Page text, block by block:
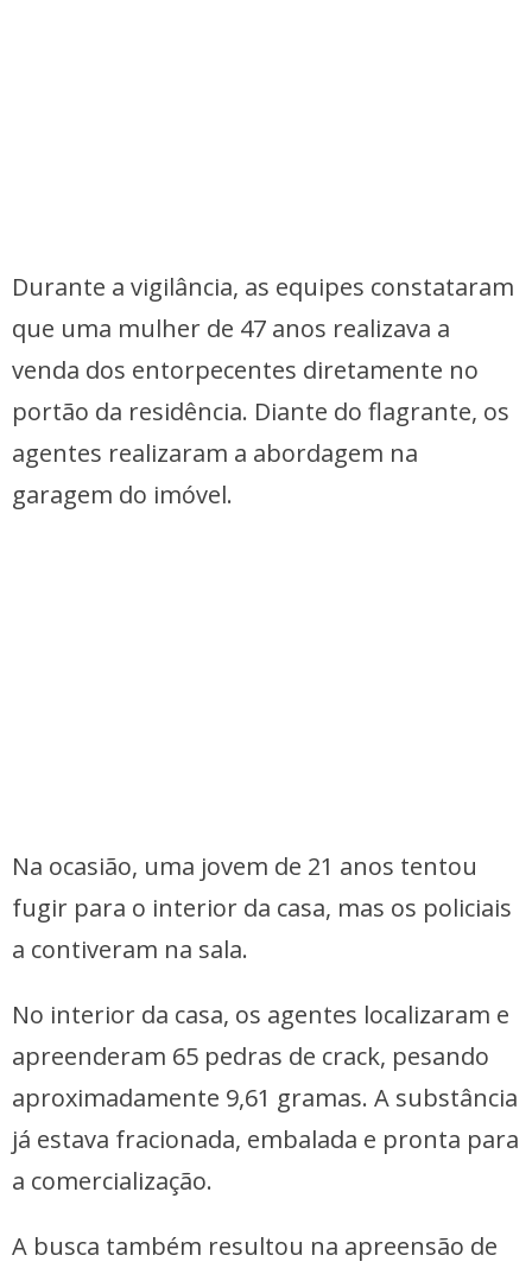
Durante a vigilância, as equipes constataram
que uma mulher de 47 anos realizava a
venda dos entorpecentes diretamente no
portão da residência. Diante do flagrante, os
agentes realizaram a abordagem na
garagem do imóvel.
Na ocasião, uma jovem de 21 anos tentou
fugir para o interior da casa, mas os policiais
a contiveram na sala.
No interior da casa, os agentes localizaram e
apreenderam 65 pedras de crack, pesando
aproximadamente 9,61 gramas. A substância
já estava fracionada, embalada e pronta para
a comercialização.
A busca também resultou na apreensão de